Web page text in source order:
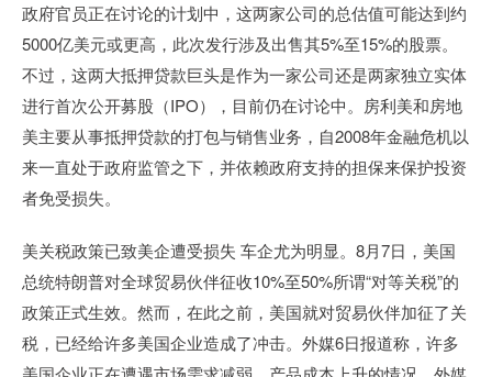
政府官员正在讨论的计划中，这两家公司的总估值可能达到约
5000亿美元或更高，此次发行涉及出售其5%至15%的股票。
不过，这两大抵押贷款巨头是作为一家公司还是两家独立实体
进行首次公开募股（IPO），目前仍在讨论中。房利美和房地
美主要从事抵押贷款的打包与销售业务，自2008年金融危机以
来一直处于政府监管之下，并依赖政府支持的担保来保护投资
者免受损失。
美关税政策已致美企遭受损失 车企尤为明显。8月7日，美国
总统特朗普对全球贸易伙伴征收10%至50%所谓“对等关税”的
政策正式生效。然而，在此之前，美国就对贸易伙伴加征了关
税，已经给许多美国企业造成了冲击。外媒6日报道称，许多